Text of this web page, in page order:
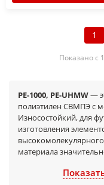
1
Показано с
РЕ-1000, PE-UHMW—
полиэтилен СВМПЭ с
Износостойкий, для
изготовления
материала
Торговые названия